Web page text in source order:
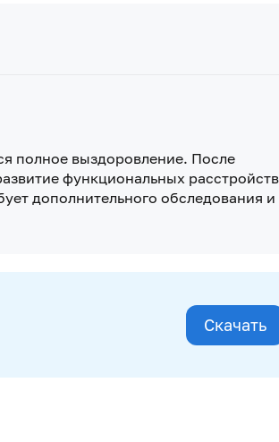
полное выздоровление. После
функциональных расстройств
дополнительного обследования и
Скачать